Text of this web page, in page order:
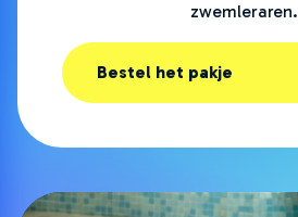
zwemleraren.
Bestel het pakje